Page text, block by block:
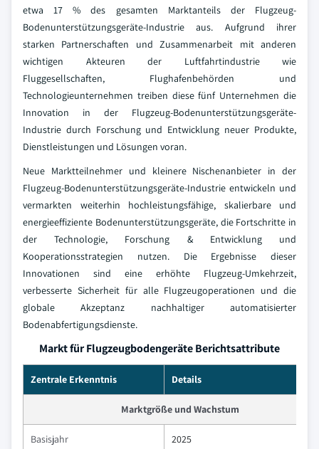
etwa 17 % des gesamten Marktanteils der Flugzeug-
Bodenunterstützungsgeräte-Industrie aus. Aufgrund ihrer
starken Partnerschaften und Zusammenarbeit mit anderen
wichtigen Akteuren der Luftfahrtindustrie wie
Fluggesellschaften, Flughafenbehörden und
Technologieunternehmen treiben diese fünf Unternehmen die
Innovation in der Flugzeug-Bodenunterstützungsgeräte-
Industrie durch Forschung und Entwicklung neuer Produkte,
Dienstleistungen und Lösungen voran.
Neue Marktteilnehmer und kleinere Nischenanbieter in der
Flugzeug-Bodenunterstützungsgeräte-Industrie entwickeln und
vermarkten weiterhin hochleistungsfähige, skalierbare und
energieeffiziente Bodenunterstützungsgeräte, die Fortschritte in
der Technologie, Forschung & Entwicklung und
Kooperationsstrategien nutzen. Die Ergebnisse dieser
Innovationen sind eine erhöhte Flugzeug-Umkehrzeit,
verbesserte Sicherheit für alle Flugzeugoperationen und die
globale Akzeptanz nachhaltiger automatisierter
Bodenabfertigungsdienste.
Markt für Flugzeugbodengeräte Berichtsattribute
Zentrale Erkenntnis Details
Marktgröße und Wachstum
Basisjahr 2025